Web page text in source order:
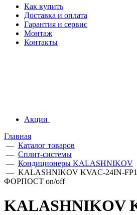
Как купить
Доставка и оплата
Гарантия и сервис
Монтаж
Контакты
Акции
Главная
— Каталог товаров
— Сплит-системы
— Кондиционеры KALASHNIKOV
— KALASHNIKOV KVAC-24IN-
ФОРПОСТ on/off
KALASHNIKOV